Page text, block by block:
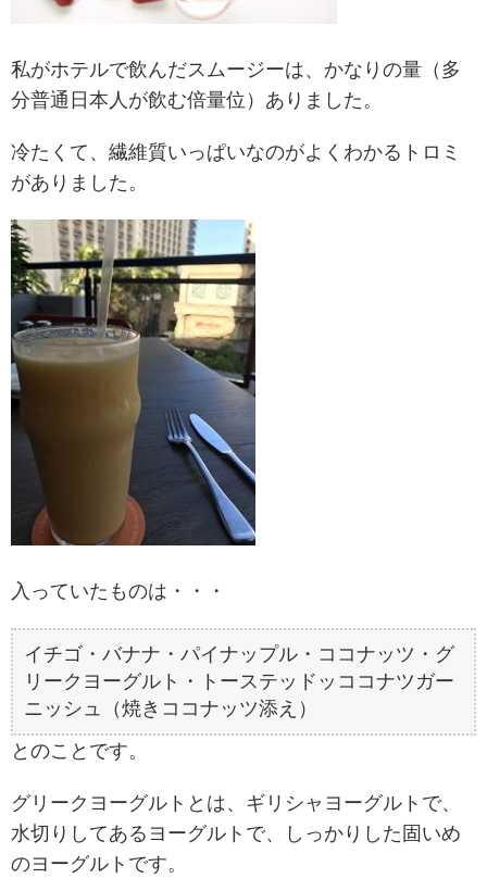
私がホテルで飲んだスムージーは、かなりの量（多
分普通日本人が飲む倍量位）ありました。
冷たくて、繊維質いっぱいなのがよくわかるトロミ
がありました。
入っていたものは・・・
イチゴ・バナナ・パイナップル・ココナッツ・グ
リークヨーグルト・トーステッドッココナツガー
ニッシュ（焼きココナッツ添え）
とのことです。
グリークヨーグルトとは、ギリシャヨーグルトで、
水切りしてあるヨーグルトで、しっかりした固いめ
のヨーグルトです。